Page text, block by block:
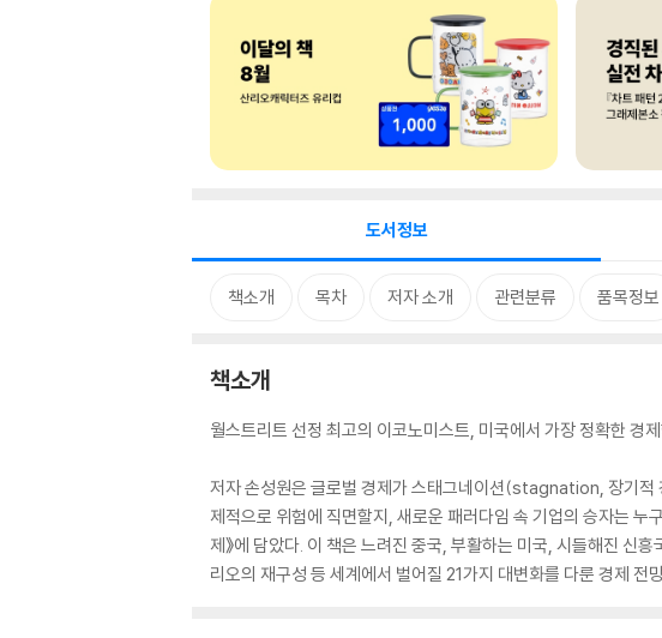
도서정보
책소개 목차 저자 소개 관련분류 품목정보
책소개
월스트리트 선정 최고의 이코노미스트, 미국에서 가장 정확한 경
저자 손성원은 글로벌 경제가 스태그네이션(stagnation, 장기적
제적으로 위험에 직면할지, 새로운 패러다임 속 기업의 승자는 누
제》에 담았다. 이 책은 느려진 중국, 부활하는 미국, 시들해진
리오의 재구성 등 세계에서 벌어질 21가지 대변화를 다룬 경제 전